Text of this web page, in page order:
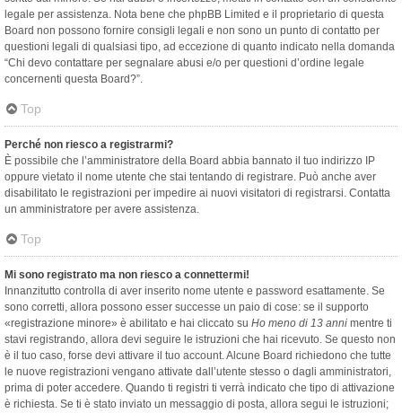
legale per assistenza. Nota bene che phpBB Limited e il proprietario di questa
Board non possono fornire consigli legali e non sono un punto di contatto per
questioni legali di qualsiasi tipo, ad eccezione di quanto indicato nella domanda
“Chi devo contattare per segnalare abusi e/o per questioni d’ordine legale
concernenti questa Board?”.
Top
Perché non riesco a registrarmi?
È possibile che l’amministratore della Board abbia bannato il tuo indirizzo IP
oppure vietato il nome utente che stai tentando di registrare. Può anche aver
disabilitato le registrazioni per impedire ai nuovi visitatori di registrarsi. Contatta
un amministratore per avere assistenza.
Top
Mi sono registrato ma non riesco a connettermi!
Innanzitutto controlla di aver inserito nome utente e password esattamente. Se
sono corretti, allora possono esser successe un paio di cose: se il supporto
«registrazione minore» è abilitato e hai cliccato su Ho meno di 13 anni mentre ti
stavi registrando, allora devi seguire le istruzioni che hai ricevuto. Se questo non
è il tuo caso, forse devi attivare il tuo account. Alcune Board richiedono che tutte
le nuove registrazioni vengano attivate dall’utente stesso o dagli amministratori,
prima di poter accedere. Quando ti registri ti verrà indicato che tipo di attivazione
è richiesta. Se ti è stato inviato un messaggio di posta, allora segui le istruzioni;